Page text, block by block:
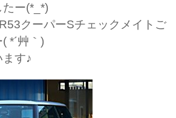
ー(*_*)
クーパーSチェックメイトご
*´艸｀)
す♪